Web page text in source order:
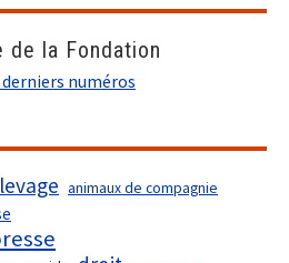
de la Fondation
numéros
animaux de compagnie